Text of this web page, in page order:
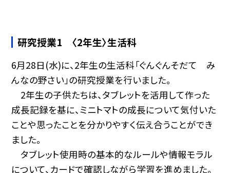
研究授業1 〈2年生〉生活科
6月28日(水)に、2年生の生活科「ぐんぐんそだて み
んなの野さい」の研究授業を行いました。
2年生の子供たちは、タブレットを活用して作った
成長記録を基に、ミニトマトの成長について気付いた
ことや思ったことを分かりやすく伝え合うことができ
ました。
タブレット使用時の基本的なルールや情報モラル
について、カードで確認しながら学習を進めました。